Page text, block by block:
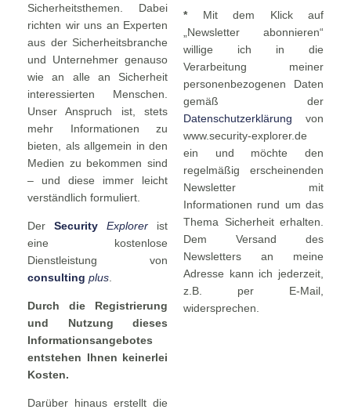
Sicherheitsthemen. Dabei
richten wir uns an Experten
aus der Sicherheitsbranche
und Unternehmer genauso
wie an alle an Sicherheit
interessierten Menschen.
Unser Anspruch ist, stets
mehr Informationen zu
bieten, als allgemein in den
Medien zu bekommen sind
– und diese immer leicht
verständlich formuliert.
Der Security Explorer ist
eine kostenlose
Dienstleistung von
consulting plus
Durch die Registrierung
und Nutzung dieses
Informationsangebotes
entstehen Ihnen keinerlei
Kosten.
Darüber hinaus erstellt die
*Mit dem Klick auf
„Newsletter abonnieren“
willige ich in die
Verarbeitung meiner
personenbezogenen Daten
gemäß der
Datenschutzerklärung von
www.security-explorer.de
ein und möchte den
regelmäßig erscheinenden
Newsletter mit
Informationen rund um das
Thema Sicherheit erhalten.
Dem Versand des
Newsletters an meine
Adresse kann ich jederzeit,
z.B. per E-Mail,
widersprechen.